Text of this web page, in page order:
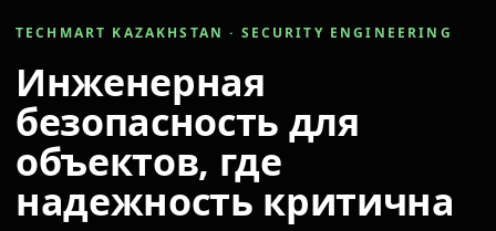
TECHMART KAZAKHSTAN · SECURITY ENGINEERING
Инженерная
безопасность для
объектов, где
надежность критична